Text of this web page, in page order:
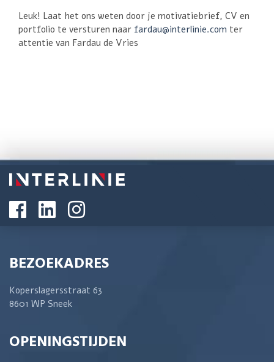
Leuk! Laat het ons weten door je motivatiebrief, CV en
portfolio te versturen naar fardau@interlinie.com ter
attentie van Fardau de Vries
BEZOEKADRES
Koperslagersstraat 63
8601 WP Sneek
OPENINGSTIJDEN